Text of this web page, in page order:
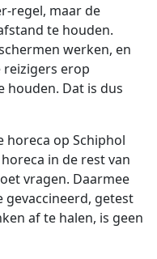
regel, maar de
te houden.
werken, en
reizigers erop
houden. Dat is dus
horeca op Schiphol
in de rest van
vragen. Daarmee
getest
af te halen, is geen